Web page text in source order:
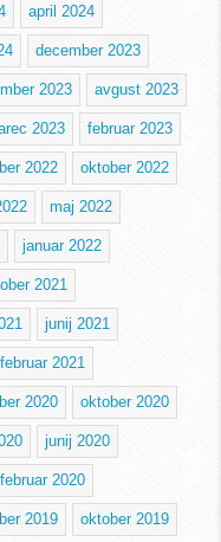
april 2024
december 2023
2023 avgust 2023
2023 februar 2023
2022 oktober 2022
maj 2022
januar 2022
2021
junij 2021
februar 2021
2020 oktober 2020
junij 2020
februar 2020
2019 oktober 2019